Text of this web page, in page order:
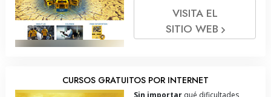
VISITA EL
SITIO WEB
CURSOS GRATUITOS POR INTERNET
Sin importar qué dificultades